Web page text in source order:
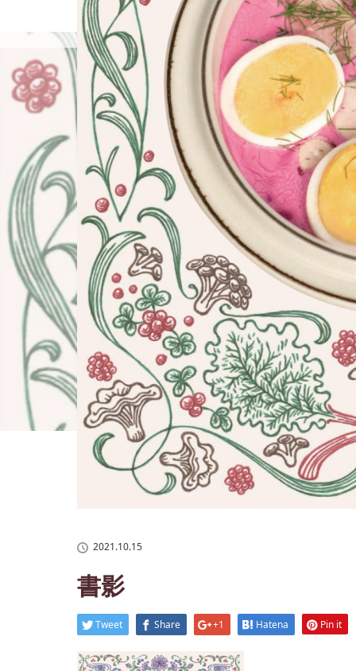
島袋尚美の就活相談
ホーム
書影
2021.10.15
書影
Tweet Share +1 Hatena Pin it